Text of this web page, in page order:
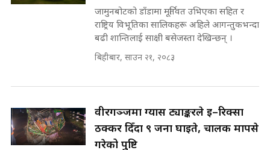
सहकारी पीडितसँग मन्त्री प्रतिभा रावलले
भनिन्–साथ दिनुहोस्, दबाब होइन ||
Sidhakura || Pratibha Rawal
रसुवाकाे भाङ्गे झरना | Bhange
Waterfall of Rasuwa ||
SIDHAKURA ||
'Poppo Live'-SIDHAKURA
INVESTIGATION
मन्त्री आउने बित्तिकै सुरु भएको थियो
घुसको डिल गर्ने मन्त्रीकाे राजिनामा,
जामुनबोटको डाँडामा मूर्तिवत उभिएका सहित र
राष्ट्रिय विभूतिका सालिकहरू अहिले आगन्तुकभन्दा
बढी शान्तिलाई साक्षी बसेजस्ता देखिन्छन् ।
बिहीबार, साउन २१, २०८३
वीरगञ्जमा ग्यास ट्याङ्करले ई–रिक्सा
ठक्कर दिँदा ९ जना घाइते, चालक मापसे
गरेको पुष्टि